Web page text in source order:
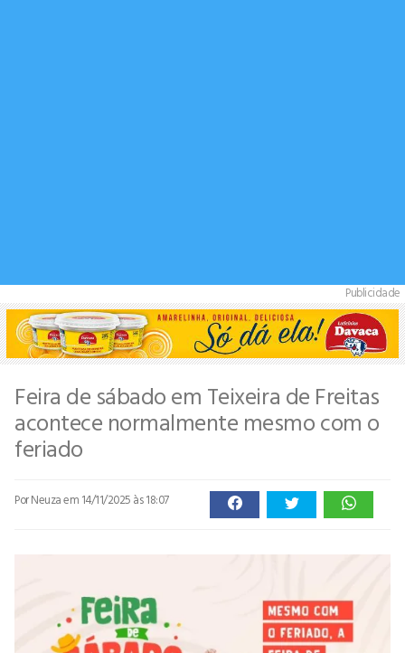
Publicidade
Feira de sábado em Teixeira de Freitas
acontece normalmente mesmo com o
feriado
Por Neuzaem 14/11/2025 às 18:07